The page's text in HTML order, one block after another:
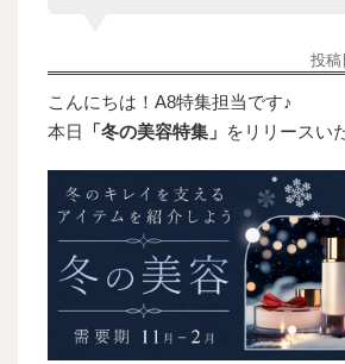
投稿
こんにちは！A8特集担当です♪
本日
「冬の美容特集」 をリリースい